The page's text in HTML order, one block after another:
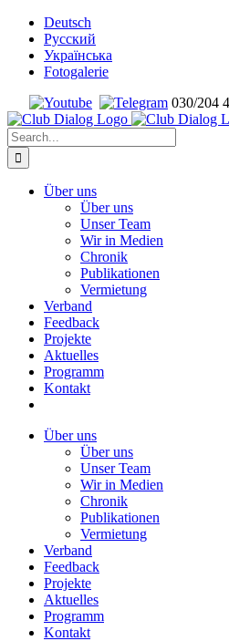
Skip
content
Deutsch
Русский
Українська
Fotogalerie
030/204
Search
for:
Über uns
Über uns
Unser Team
Wir in Medien
Chronik
Publikationen
Vermietung
Verband
Feedback
Projekte
Aktuelles
Programm
Kontakt
Über uns
Über uns
Unser Team
Wir in Medien
Chronik
Publikationen
Vermietung
Verband
Feedback
Projekte
Aktuelles
Programm
Kontakt